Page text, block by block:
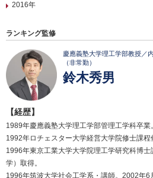
2016年
ランキング監修
慶應義塾大学理工学部教授／
（非常勤）
鈴木秀男
【経歴】
1989年慶應義塾大学理工学部管理工学科卒業。
1992年ロチェスター大学経営大学院修士課程
1996年東京工業大学大学院理工学研究科博
学）取得。
1996年筑波大学社会工学系・講師。2002年6